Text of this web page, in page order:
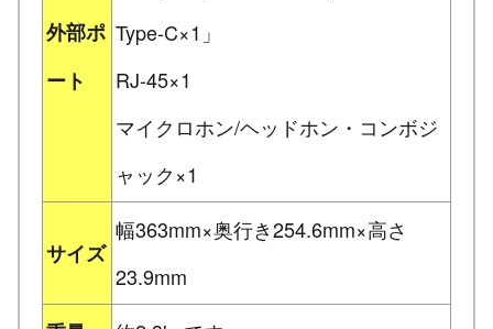
外部ポ
ート
Type-C×1」
RJ-45×1
マイクロホン/ヘッドホン・コンボジ
ャック×1
サイズ
幅363mm×奥行き254.6mm×高さ
23.9mm